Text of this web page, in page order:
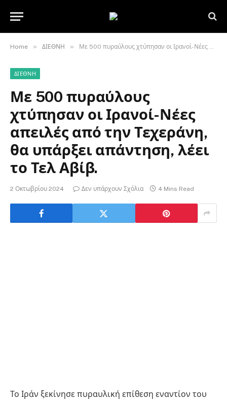
Home » ΔΙΕΘΝΗ » Με 500 πυραύλους χτύπησαν οι Ιρανοί-Νέες απειλές από την Τεχεράνη, θα υπάρξει απάντηση, λέει το Τελ Αβίβ.
ΔΙΕΘΝΗ
Με 500 πυραύλους
χτύπησαν οι Ιρανοί-Νέες
απειλές από την Τεχεράνη,
θα υπάρξει απάντηση, λέει
το Τελ Αβίβ.
2 Οκτωβρίου 2024 Δεν υπάρχουν Σχόλια 4 Mins Read
Το Ιράν ξεκίνησε πυραυλική επίθεση εναντίον του